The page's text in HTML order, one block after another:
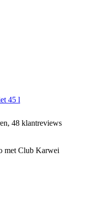
45 l
48 klantreviews
met Club Karwei